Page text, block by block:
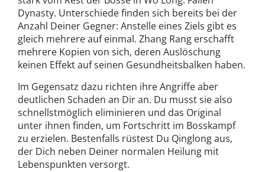
Dynasty. Unterschiede finden sich bereits bei der
Anzahl Deiner Gegner: Anstelle eines Ziels gibt es
gleich mehrere auf einmal. Zhang Rang erschafft
mehrere Kopien von sich, deren Auslöschung
keinen Effekt auf seinen Gesundheitsbalken haben.
Im Gegensatz dazu richten ihre Angriffe aber
deutlichen Schaden an Dir an. Du musst sie also
schnellstmöglich eliminieren und das Original
unter ihnen finden, um Fortschritt im Bosskampf
zu erzielen. Bestenfalls rüstest Du Qinglong aus,
der Dich neben Deiner normalen Heilung mit
Lebenspunkten versorgt.